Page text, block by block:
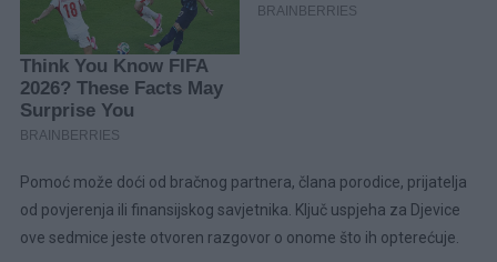
Pomoć može doći od bračnog partnera, člana porodice, prijatelja
od povjerenja ili finansijskog savjetnika. Ključ uspjeha za Djevice
ove sedmice jeste otvoren razgovor o onome što ih opterećuje.